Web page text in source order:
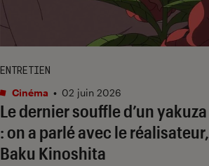
Le dernier souffle d’un yakuza
: on a parlé avec le réalisateur,
Baku Kinoshita
ENTRETIEN
Cinéma • 02 juin 2026